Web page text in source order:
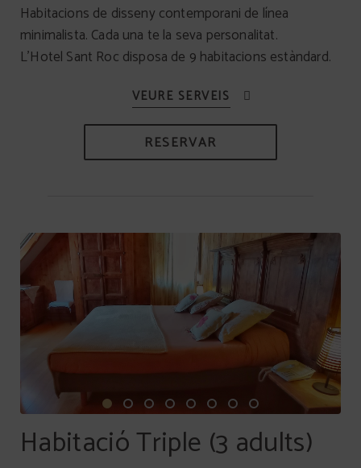
Habitacions de disseny contemporani de línea
minimalista. Cada una te la seva personalitat.
L’Hotel Sant Roc disposa de 9 habitacions estàndard.
RESERVAR
Habitació Triple (3 adults)